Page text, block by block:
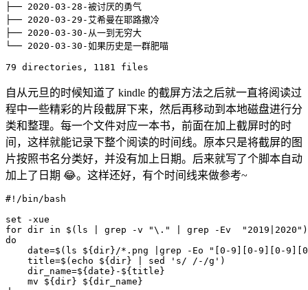
├── 2020 -03-28-被讨厌的勇气
├── 2020 -03-29-艾希曼在耶路撒冷
├── 2020 -03-30-从一到无穷大
└── 2020 -03-30-如果历史是一群肥喵
79 directories, 1181 files
自从元旦的时候知道了 kindle 的截屏方法之后就一直将阅读过
程中一些精彩的片段截屏下来，然后再移动到本地磁盘进行分
类和整理。每一个文件对应一本书，前面在加上截屏时的时
间，这样就能记录下整个阅读的时间线。原本只是将截屏的图
片按照书名分类好，并没有加上日期。后来就写了个脚本自动
加上了日期 😂。这样还好，有个时间线来做参考~
#!/bin/bash
set
-xue
for dir in $( ls grep -v "\." grep -Ev "2019|2020" )
do
date=$( ls ${dir} /*.png grep -Eo
"[0-9][0-9][0-
title=$(echo ${dir} sed 's/ /-/g' )
dir_name=${date} - ${title}
mv
${dir}
${dir_name}